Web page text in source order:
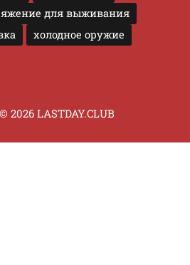
для выживания
холодное оружие
2026 LASTDAY.CLUB